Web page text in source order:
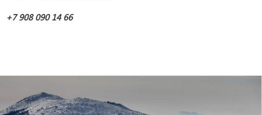
+7 908 090 14 66